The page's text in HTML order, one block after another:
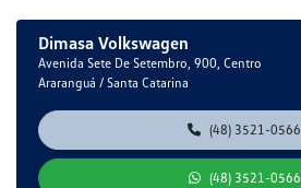
Dimasa Volkswagen
Avenida Sete De Setembro, 900, Centro
Araranguá / Santa Catarina
(48) 3521-0566
(48) 3521-0566